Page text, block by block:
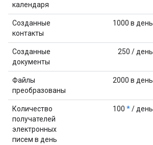
календаря
Созданные
контакты
1000 в день
Созданные
документы
250 / день
Файлы
преобразованы
2000 в день
Количество
получателей
электронных
писем в день
100 */ день